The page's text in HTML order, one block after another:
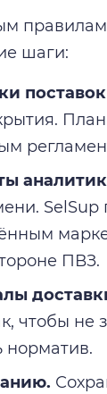
шаги:
ПВЗ.
чтобы не
норматив.